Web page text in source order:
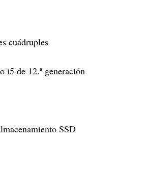
cuádruples
i5 de 12.ª generación
SSD